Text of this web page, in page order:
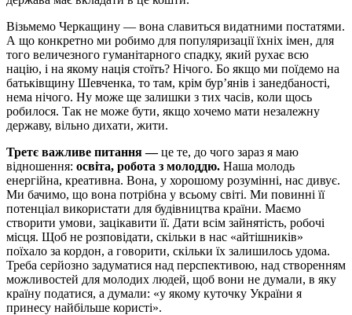
Візьмемо Черкащину — вона славиться видатними постатями.
А що конкретно ми робимо для популяризації їхніх імен, для
того величезного гуманітарного спадку, який рухає всю
націю, і на якому нація стоїть? Нічого. Бо якщо ми поїдемо на
батьківщину Шевченка, то там, крім бур’янів і занедбаності,
нема нічого. Ну може ще залишки з тих часів, коли щось
робилося. Так не може бути, якщо хочемо мати незалежну
державу, вільно дихати, жити.
Третє важливе питання —це те, до чого зараз я маю
відношення: освіта, робота з молоддю. Наша молодь
енергійна, креативна. Вона, у хорошому розумінні, нас дивує.
Ми бачимо, що вона потрібна у всьому світі. Ми повинні її
потенціал використати для будівництва країни. Маємо
створити умови, зацікавити її. Дати всім зайнятість, робочі
місця. Щоб не розповідати, скільки в нас «айтішників»
поїхало за кордон, а говорити, скільки їх залишилось удома.
Треба серйозно задуматися над перспективою, над створенням
можливостей для молодих людей, щоб вони не думали, в яку
країну податися, а думали: «у якому куточку України я
принесу найбільше користі».